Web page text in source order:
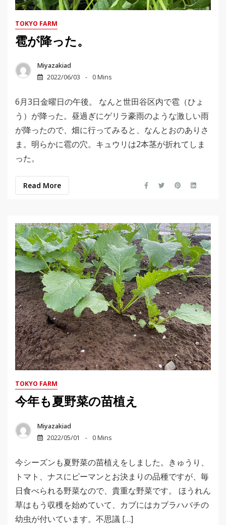
TOKYO FARM
雹が降った。
Miyazakiad
2022/06/03
0 Mins
6月3日金曜日の午後。 なんと世田谷区内で雹（ひょ
う）が降った。昼過ぎにゲリラ豪雨のような激しい雨
が降ったので、畑に行ってみると、なんとおのありさ
ま。明らかに雹の穴。キュウリは2本茎が折れてしま
った。
Read More
TOKYO FARM
今年も夏野菜の苗植え
Miyazakiad
2022/05/01
0 Mins
今シーズンも夏野菜の苗植えをしました。きゅうり、
トマト、ナスにピーマンとお決まりの品種ですが、毎
日食べられる野菜なので、貴重な野菜です。 ほうれん
草はもう収穫を始めていて、カブにはカブラハバチの
幼虫が付いています。不思議 […]